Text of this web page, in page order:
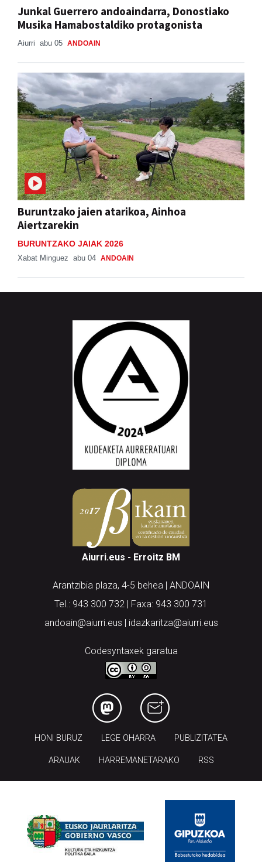
Junkal Guerrero andoaindarra, Donostiako
Musika Hamabostaldiko protagonista
Aiurri abu 05 ANDOAIN
Buruntzako jaien atarikoa, Ainhoa
Aiertzarekin
BURUNTZAKO JAIAK 2026
Xabat Minguez abu 04 ANDOAIN
Aiurri.eus - Erroitz BM
Arantzibia plaza, 4-5 behea | ANDOAIN
Tel.: 943 300 732 | Faxa: 943 300 731
andoain@aiurri.eus | idazkaritza@aiurri.eus
Codesyntaxek garatua
HONI BURUZ LEGE OHARRA PUBLIZITATEA
ARAUAK HARREMANETARAKO RSS